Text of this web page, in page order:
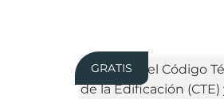
GRATIS